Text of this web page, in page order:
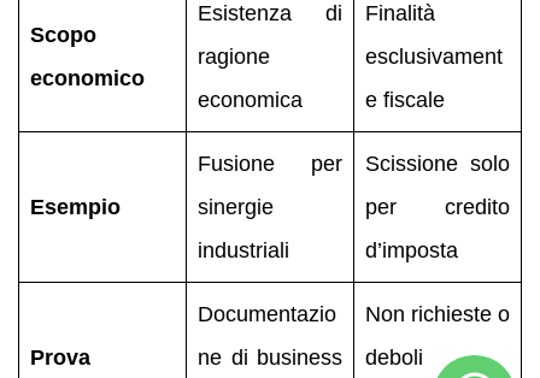
Scopo
economico
Esistenza di
ragione
economica
Finalità
esclusivament
e fiscale
Esempio
Fusione per
sinergie
industriali
Scissione solo
per credito
d’imposta
Prova
Documentazio
ne di business
Non richieste o
deboli